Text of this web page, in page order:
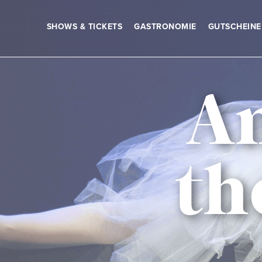
SHOWS & TICKETS GASTRONOMIE GUTSCHEINE